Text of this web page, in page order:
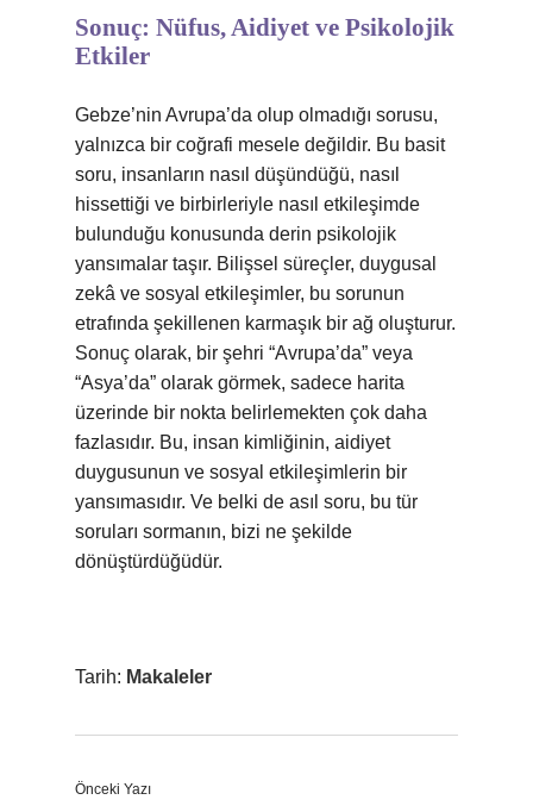
Sonuç: Nüfus, Aidiyet ve Psikolojik
Etkiler
Gebze’nin Avrupa’da olup olmadığı sorusu,
yalnızca bir coğrafi mesele değildir. Bu basit
soru, insanların nasıl düşündüğü, nasıl
hissettiği ve birbirleriyle nasıl etkileşimde
bulunduğu konusunda derin psikolojik
yansımalar taşır. Bilişsel süreçler, duygusal
zekâ ve sosyal etkileşimler, bu sorunun
etrafında şekillenen karmaşık bir ağ oluşturur.
Sonuç olarak, bir şehri “Avrupa’da” veya
“Asya’da” olarak görmek, sadece harita
üzerinde bir nokta belirlemekten çok daha
fazlasıdır. Bu, insan kimliğinin, aidiyet
duygusunun ve sosyal etkileşimlerin bir
yansımasıdır. Ve belki de asıl soru, bu tür
soruları sormanın, bizi ne şekilde
dönüştürdüğüdür.
Tarih: Makaleler
Önceki Yazı